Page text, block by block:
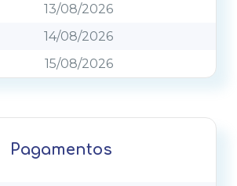
13/08/2026
14/08/2026
15/08/2026
Pagamentos